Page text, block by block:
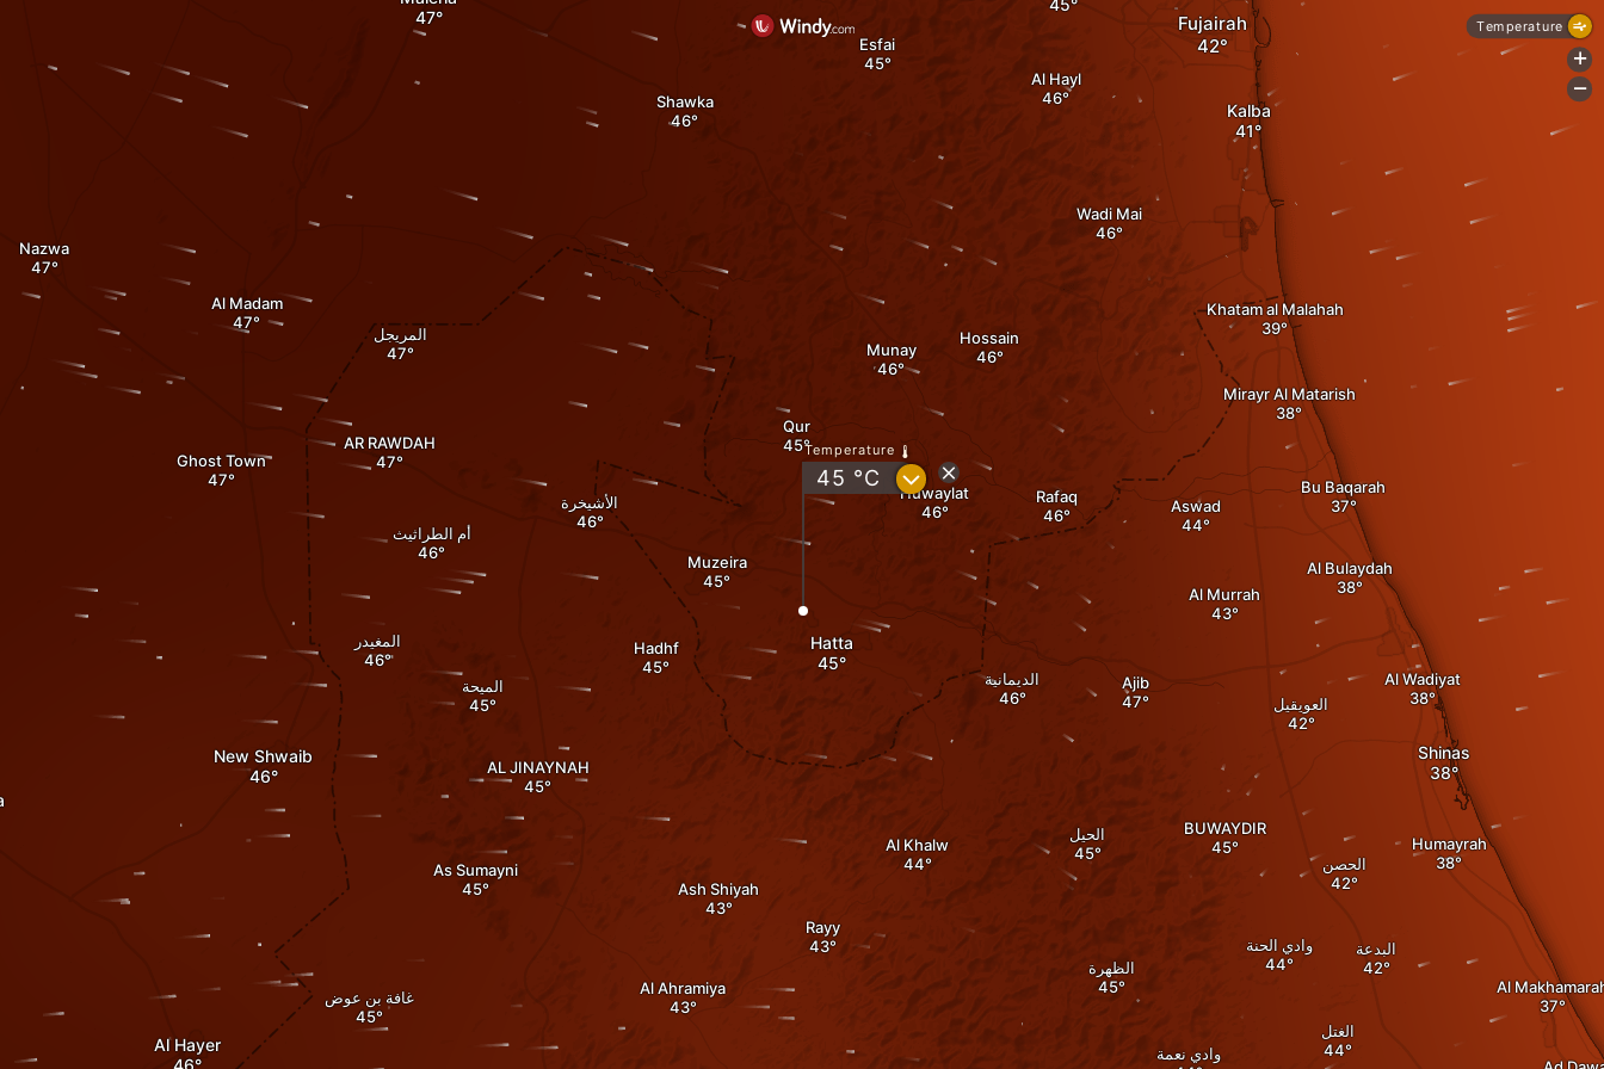
الميحة
AL JINAYNAH
Hadhf
Muzeira
Hatta
Al Khalw
الديمانية
الأشيخرة
Qur
Huwaylat
Munay
Hossain
Rafaq
As Sumayni
Ash Shiyah
Al Ahramiya
Rayy
المغيدر
New Shwaib
Al Bulaydah
العويقيل
BUWAYDIR
Al Murrah
الحيل
Ajib
أم الطراثيث
Al Madam
Ghost Town
AR RAWDAH
المريجل
Aswad
Mirayr Al Matarish
Bu Baqarah
Khatam al Malahah
غافة بن عوض
Al Hayer
وادي الحنة
الغتل
الحصن
الظهرة
وادي نعمة
Shawka
Esfai
Al Hayl
Fujairah
Kalba
Wadi Mai
Al Wadiyat
Humayrah
Shinas
Nazwa
البدعة
Al
Temperature
45 °C ?
Temperature
+
-